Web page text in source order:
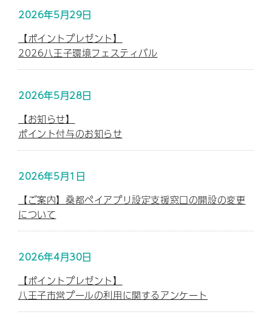
2026年5月29日
【ポイントプレゼント】
2026八王子環境フェスティバル
2026年5月28日
【お知らせ】
ポイント付与のお知らせ
2026年5月1日
【ご案内】桑都ペイアプリ設定支援窓口の開設の変更
について
2026年4月30日
【ポイントプレゼント】
八王子市営プールの利用に関するアンケート